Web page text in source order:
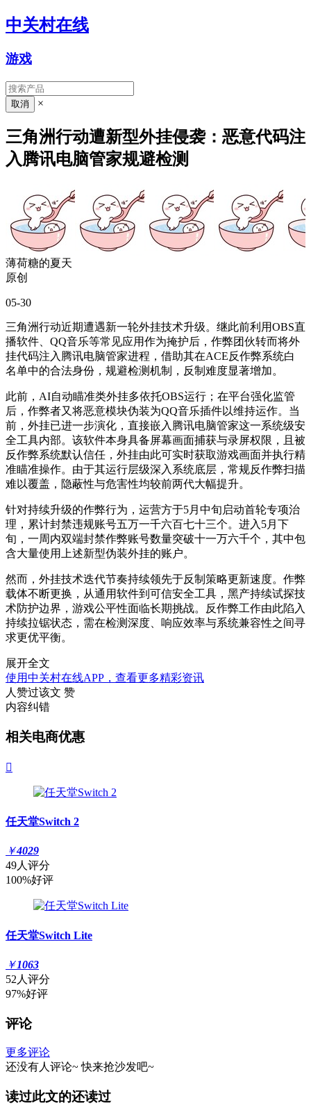
中关村在线
游戏
×
三角洲行动遭新型外挂侵袭：恶意代码注
入腾讯电脑管家规避检测
薄荷糖的夏天
原创
05-30
三角洲行动近期遭遇新一轮外挂技术升级。继此前利用OBS直
播软件、QQ音乐等常见应用作为掩护后，作弊团伙转而将外
挂代码注入腾讯电脑管家进程，借助其在ACE反作弊系统白
名单中的合法身份，规避检测机制，反制难度显著增加。
此前，AI自动瞄准类外挂多依托OBS运行；在平台强化监管
后，作弊者又将恶意模块伪装为QQ音乐插件以维持运作。当
前，外挂已进一步演化，直接嵌入腾讯电脑管家这一系统级安
全工具内部。该软件本身具备屏幕画面捕获与录屏权限，且被
反作弊系统默认信任，外挂由此可实时获取游戏画面并执行精
准瞄准操作。由于其运行层级深入系统底层，常规反作弊扫描
难以覆盖，隐蔽性与危害性均较前两代大幅提升。
针对持续升级的作弊行为，运营方于5月中旬启动首轮专项治
理，累计封禁违规账号五万一千六百七十三个。进入5月下
旬，一周内双端封禁作弊账号数量突破十一万六千个，其中包
含大量使用上述新型伪装外挂的账户。
然而，外挂技术迭代节奏持续领先于反制策略更新速度。作弊
载体不断更换，从通用软件到可信安全工具，黑产持续试探技
术防护边界，游戏公平性面临长期挑战。反作弊工作由此陷入
持续拉锯状态，需在检测深度、响应效率与系统兼容性之间寻
求更优平衡。
展开全文
使用中关村在线APP，查看更多精彩资讯
人赞过该文 赞
内容纠错
相关电商优惠

任天堂Switch 2
￥4029
49人评分
100%好评
任天堂Switch Lite
￥1063
52人评分
97%好评
评论
更多评论
还没有人评论~ 快来抢沙发吧~
读过此文的还读过